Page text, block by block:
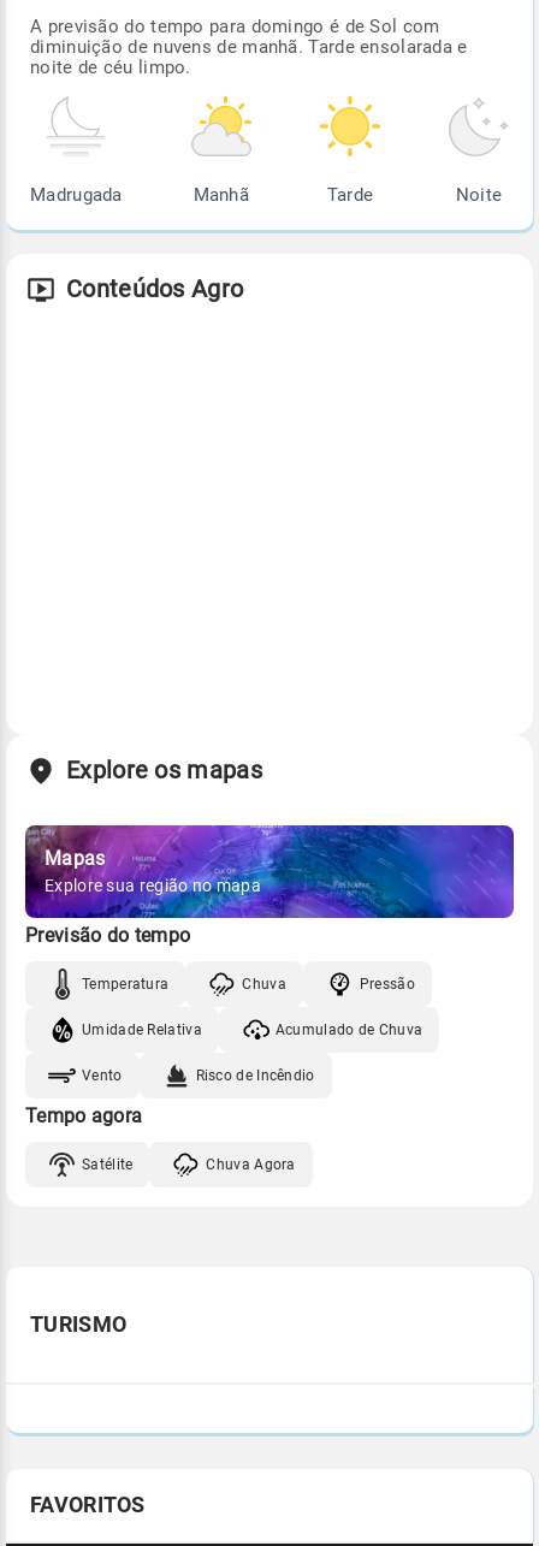
A previsão do tempo para domingo é de Sol com
diminuição de nuvens de manhã. Tarde ensolarada e
noite de céu limpo.
Madrugada Manhã Tarde Noite
Conteúdos Agro
Explore os mapas
Mapas
Explore sua região no mapa
Previsão do tempo
Temperatura Chuva Pressão
Umidade Relativa Acumulado de Chuva
Vento Risco de Incêndio
Tempo agora
Satélite Chuva Agora
TURISMO
FAVORITOS